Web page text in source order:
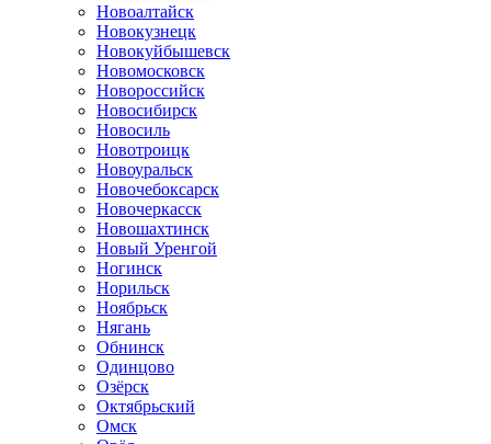
Новоалтайск
Новокузнецк
Новокуйбышевск
Новомосковск
Новороссийск
Новосибирск
Новосиль
Новотроицк
Новоуральск
Новочебоксарск
Новочеркасск
Новошахтинск
Новый Уренгой
Ногинск
Норильск
Ноябрьск
Нягань
Обнинск
Одинцово
Озёрск
Октябрьский
Омск